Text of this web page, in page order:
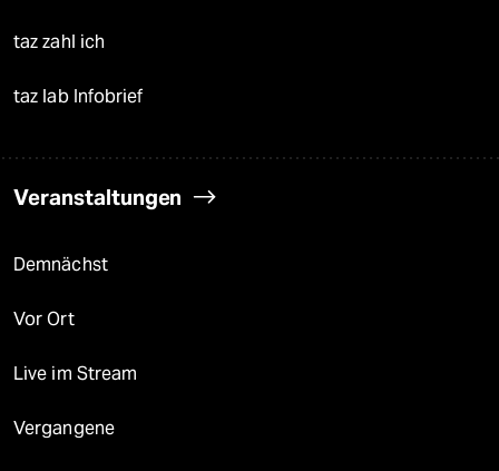
taz zahl ich
taz lab Infobrief
Veranstaltungen
Demnächst
Vor Ort
Live im Stream
Vergangene